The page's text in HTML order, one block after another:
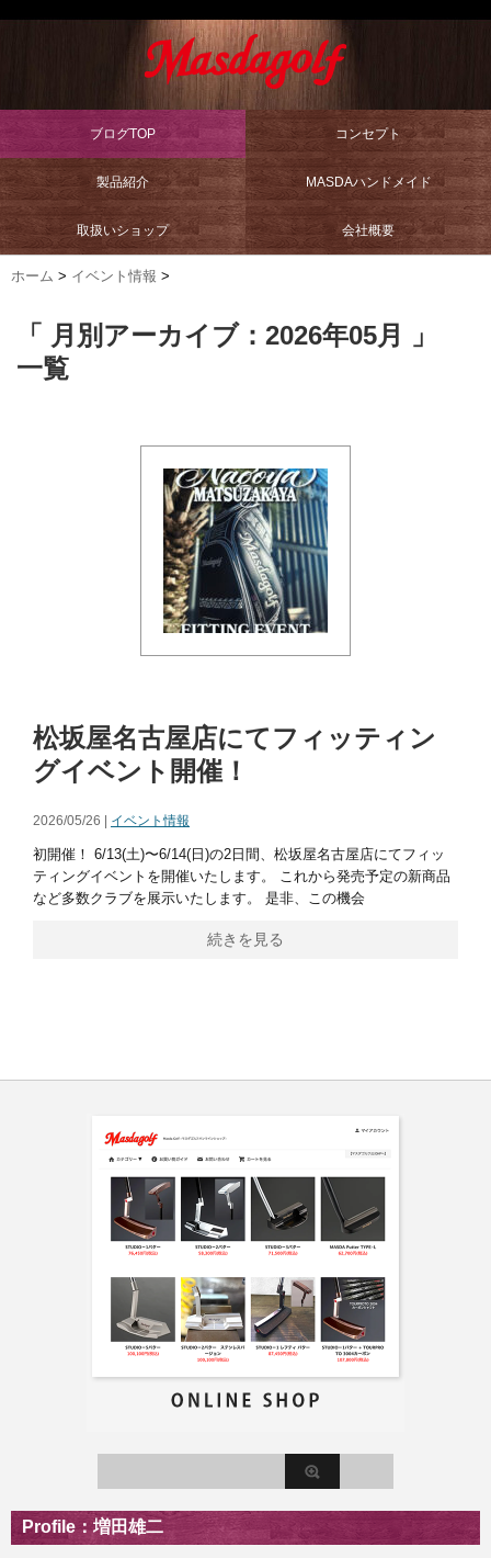
ブログTOP コンセプト
製品紹介 MASDAハンドメイド
取扱いショップ 会社概要
ホーム > イベント情報 >
「 月別アーカイブ：2026年05月 」
一覧
松坂屋名古屋店にてフィッティン
グイベント開催！
2026/05/26 | イベント情報
初開催！ 6/13(土)〜6/14(日)の2日間、松坂屋名古屋店にてフィッ
ティングイベントを開催いたします。 これから発売予定の新商品
など多数クラブを展示いたします。 是非、この機会
続きを見る
Profile：増田雄二